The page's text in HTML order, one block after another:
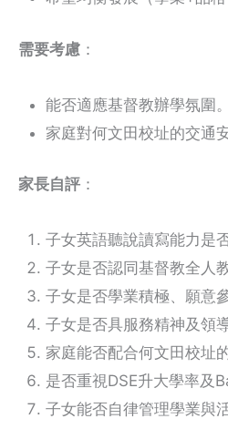
需要考慮 ：
能否適應基督教辦學氛圍。
家庭對何文田校址的交通安
家長自評 ：
子女英語聽說讀寫能力是
子女是否認同基督教全人
子女是否學業積極、願意
子女是否具服務精神及領
家庭能否配合何文田校址
是否重視DSE升大學率及
子女能否自律管理學業與